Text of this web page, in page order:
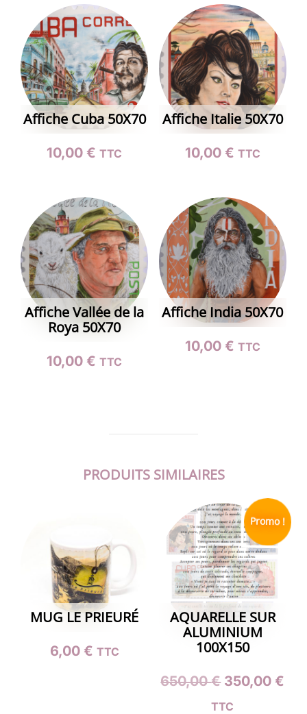
Affiche Cuba 50X70
10,00€ TTC
Affiche Italie 50X70
10,00 € TTC
Affiche Vallée de la
Roya 50X70
10,00€ TTC
Affiche India 50X70
10,00 € TTC
PRODUITS SIMILAIRES
MUG LE PRIEURÉ
6,00 € TTC
Promo !
AQUARELLE SUR
ALUMINIUM
100X150
650,00€ Le
prix
350,00€
TTC